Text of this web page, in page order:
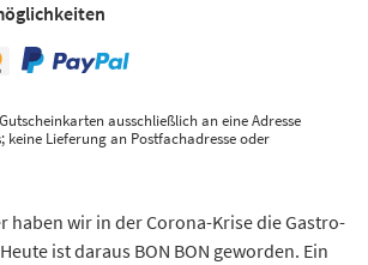
ausschließlich an eine Adresse
keine Lieferung an Postfachadresse oder
haben wir in der Corona-Krise die Gastro-
ist daraus BON BON geworden. Ein